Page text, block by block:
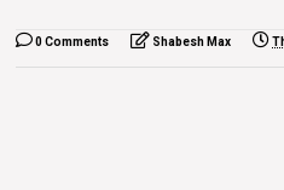
0 Comments Shabesh Max